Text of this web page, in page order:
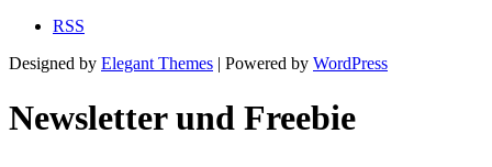
RSS
Designed by Elegant Themes | Powered by WordPress
Newsletter und Freebie